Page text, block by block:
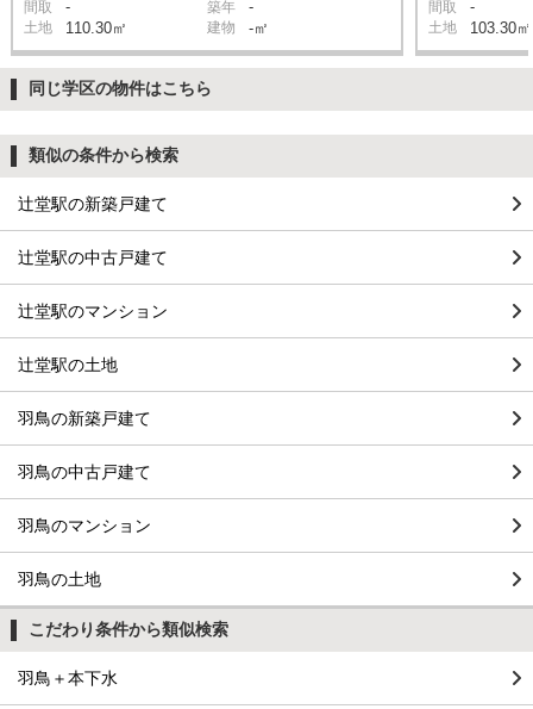
間取 - 築年 -
土地 110.30㎡ 建物 -㎡
間取 -
土地 103.30㎡
同じ学区の物件はこちら
類似の条件から検索
辻堂駅の新築戸建て
辻堂駅の中古戸建て
辻堂駅のマンション
辻堂駅の土地
羽鳥の新築戸建て
羽鳥の中古戸建て
羽鳥のマンション
羽鳥の土地
こだわり条件から類似検索
羽鳥＋本下水